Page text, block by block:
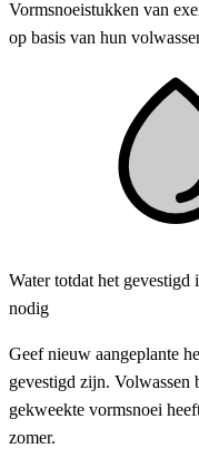
Vormsnoeistukken van
op basis van hun
Water totdat het gevestigd
nodig
Geef nieuw aangeplante
gevestigd zijn. Volwassen
gekweekte vormsnoei
zomer.